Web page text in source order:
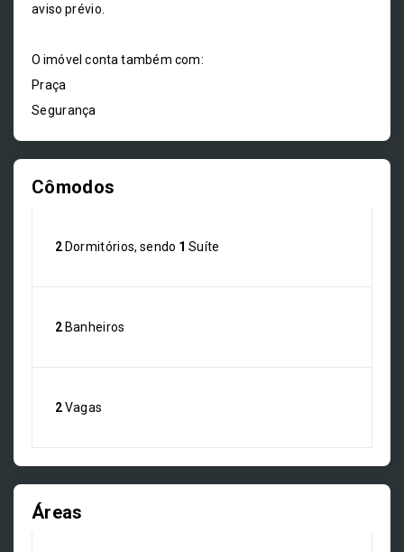
aviso prévio.
O imóvel conta também com:
Praça
Segurança
Cômodos
2 Dormitórios, sendo 1 Suíte
2 Banheiros
2Vagas
Áreas